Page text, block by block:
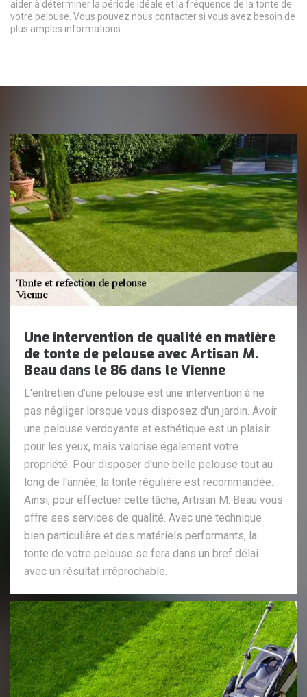
aider à déterminer la période idéale et la fréquence de la tonte de
votre pelouse. Vous pouvez nous contacter si vous avez besoin de
plus amples informations.
Une intervention de qualité en matière
de tonte de pelouse avec Artisan M.
Beau dans le 86 dans le Vienne
L'entretien d'une pelouse est une intervention à ne
pas négliger lorsque vous disposez d'un jardin. Avoir
une pelouse verdoyante et esthétique est un plaisir
pour les yeux, mais valorise également votre
propriété. Pour disposer d'une belle pelouse tout au
long de l'année, la tonte régulière est recommandée.
Ainsi, pour effectuer cette tâche, Artisan M. Beau vous
offre ses services de qualité. Avec une technique
bien particulière et des matériels performants, la
tonte de votre pelouse se fera dans un bref délai
avec un résultat irréprochable.